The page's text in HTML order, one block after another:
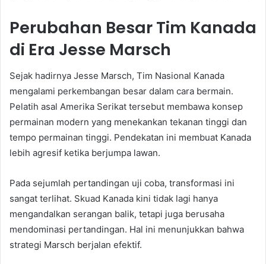
Perubahan Besar Tim Kanada
di Era Jesse Marsch
Sejak hadirnya Jesse Marsch, Tim Nasional Kanada
mengalami perkembangan besar dalam cara bermain.
Pelatih asal Amerika Serikat tersebut membawa konsep
permainan modern yang menekankan tekanan tinggi dan
tempo permainan tinggi. Pendekatan ini membuat Kanada
lebih agresif ketika berjumpa lawan.
Pada sejumlah pertandingan uji coba, transformasi ini
sangat terlihat. Skuad Kanada kini tidak lagi hanya
mengandalkan serangan balik, tetapi juga berusaha
mendominasi pertandingan. Hal ini menunjukkan bahwa
strategi Marsch berjalan efektif.